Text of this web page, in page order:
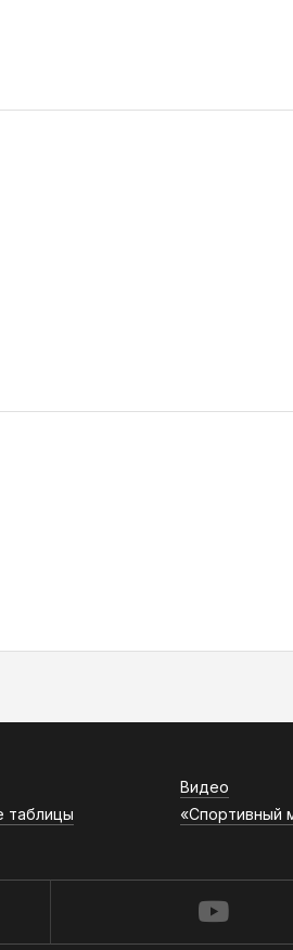
Видео
таблицы «Спортивный